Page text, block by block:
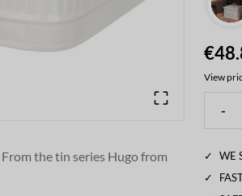
From the tin series Hugo from
View
-
✓
WE
✓